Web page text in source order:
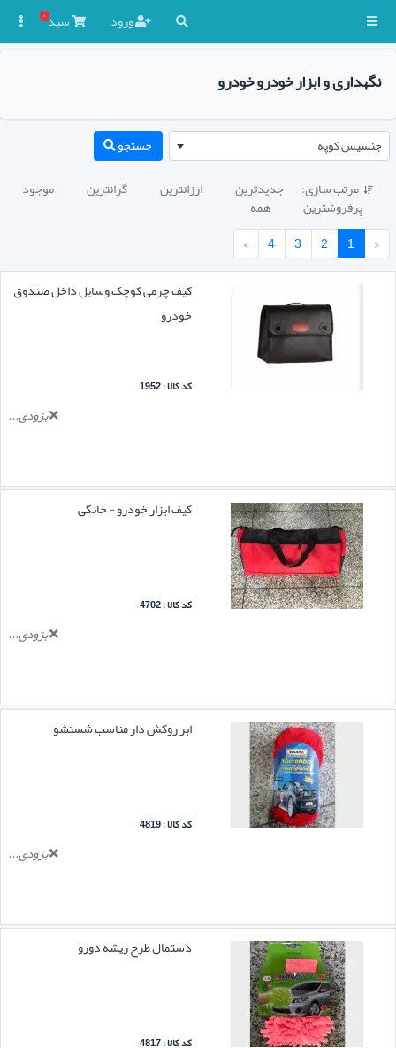
ورود سبد۰
نگهداری و ابزار خودرو خودرو
جنسیس کوپه جستجو
 مرتب سازی: جدیدترین ارزانترین گرانترین موجود
پرفروشترین
همه
‹
1
2
3
4
›
کیف چرمی کوچک وسایل داخل صندوق
خودرو
کد کالا : 1952
بزودی...
کیف ابزار خودرو - خانگی
کد کالا : 4702
بزودی...
ابر روکش دار مناسب شستشو
کد کالا : 4819
بزودی...
دستمال طرح ریشه دورو
کد کالا : 4817